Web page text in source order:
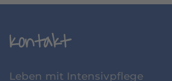
Kontakt
Leben mit Intensivpflege